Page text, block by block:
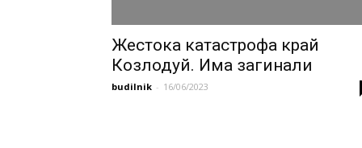
Жестока катастрофа край
Козлодуй. Има загинали
budilnik - 16/06/2023